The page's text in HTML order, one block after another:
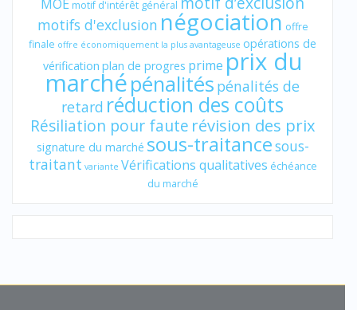
MOE motif d'intérêt général
motifs d'exclusion négociation offre
finale offre économiquement la plus avantageuse opérations de
vérification plan de progres prime prix du
marchépénalités pénalités de
retard réduction des coûts
Résiliation pour faute révision des prix
signature du marché sous-traitancesous-
traitant variante Vérifications qualitatives échéance
du marché